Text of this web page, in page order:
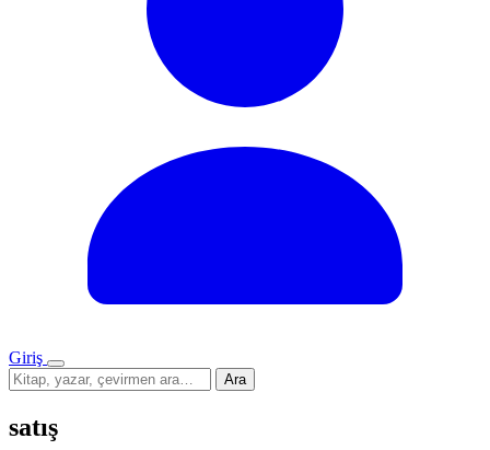
Giriş
Menü
Sitede
ara
Ara
satış